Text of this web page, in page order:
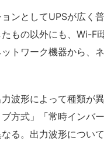
ンとしてUPSが広く
もの以外にも、Wi-
トワーク機器から、
波形によって種類が
ブ方式」「常時イン
る。出力波形につい